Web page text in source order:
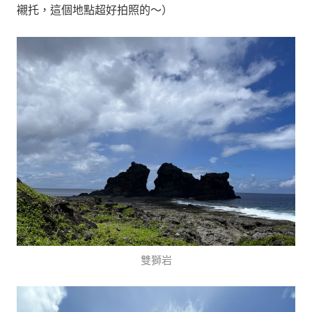
襯托，這個地點超好拍照的～）
雙獅岩